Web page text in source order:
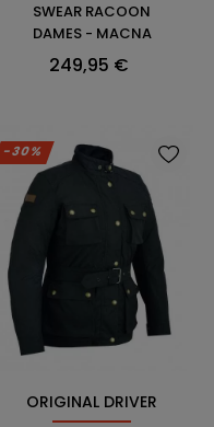
SWEAR RACOON
DAMES - MACNA
Prix
249,95 €
-30%
ORIGINAL DRIVER